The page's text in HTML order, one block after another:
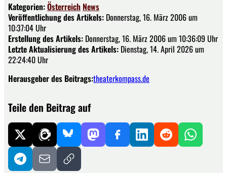
Kategorien:Österreich News
Veröffentlichung des Artikels: Donnerstag, 16. März 2006 um
10:37:04 Uhr
Erstellung des Artikels: Donnerstag, 16. März 2006 um 10:36:09 Uhr
Letzte Aktualisierung des Artikels: Dienstag, 14. April 2026 um
22:24:40 Uhr
Herausgeber des Beitrags:theaterkompass.de
Teile den Beitrag auf